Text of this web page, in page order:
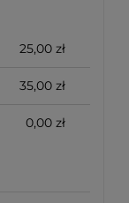
25,00 zł
35,00 zł
0,00 zł